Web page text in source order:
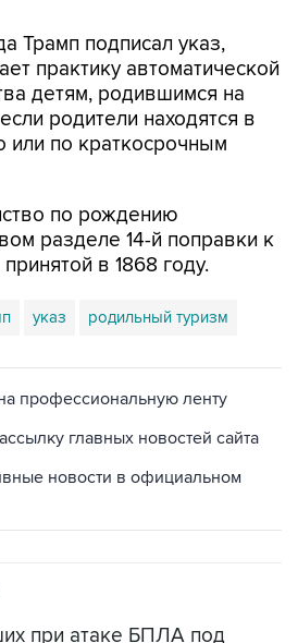
Трамп подписал указ,
практику автоматической
детям, родившимся на
родители находятся в
или по краткосрочным
по рождению
разделе 14-й поправки к
в 1868 году.
указ родильный туризм
профессиональную ленту
главных новостей сайта
новости в официальном
при атаке БПЛА под